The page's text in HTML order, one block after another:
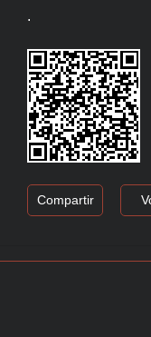
.
Compartir